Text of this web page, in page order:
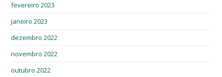
fevereiro 2023
janeiro 2023
dezembro 2022
novembro 2022
outubro 2022